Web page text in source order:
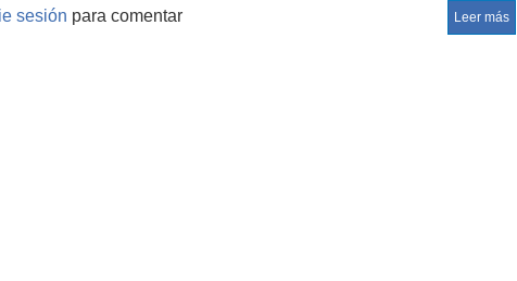
Leer más
sesión para comentar